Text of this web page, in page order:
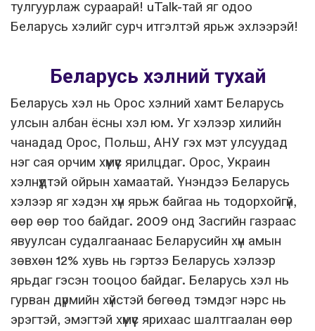
тулгуурлаж сураарай! uTalk-тай яг одоо
Беларусь хэлийг сурч итгэлтэй ярьж эхлээрэй!
Беларусь хэлний тухай
Беларусь хэл нь Орос хэлний хамт Беларусь
улсын албан ёсны хэл юм. Уг хэлээр хилийн
чанадад Орос, Польш, АНУ гэх мэт улсуудад
нэг сая орчим хүмүүс ярилцдаг. Орос, Украин
хэлнүүдтэй ойрын хамаатай. Үнэндээ Беларусь
хэлээр яг хэдэн хүн ярьж байгаа нь тодорхойгүй,
өөр өөр тоо байдаг. 2009 онд Засгийн газраас
явуулсан судалгаанаас Беларусийн хүн амын
зөвхөн 12% хувь нь гэртээ Беларусь хэлээр
ярьдаг гэсэн тооцоо байдаг. Беларусь хэл нь
гурван дүрмийн хүйстэй бөгөөд тэмдэг нэрс нь
эрэгтэй, эмэгтэй хүмүүс ярихаас шалтгаалан өөр